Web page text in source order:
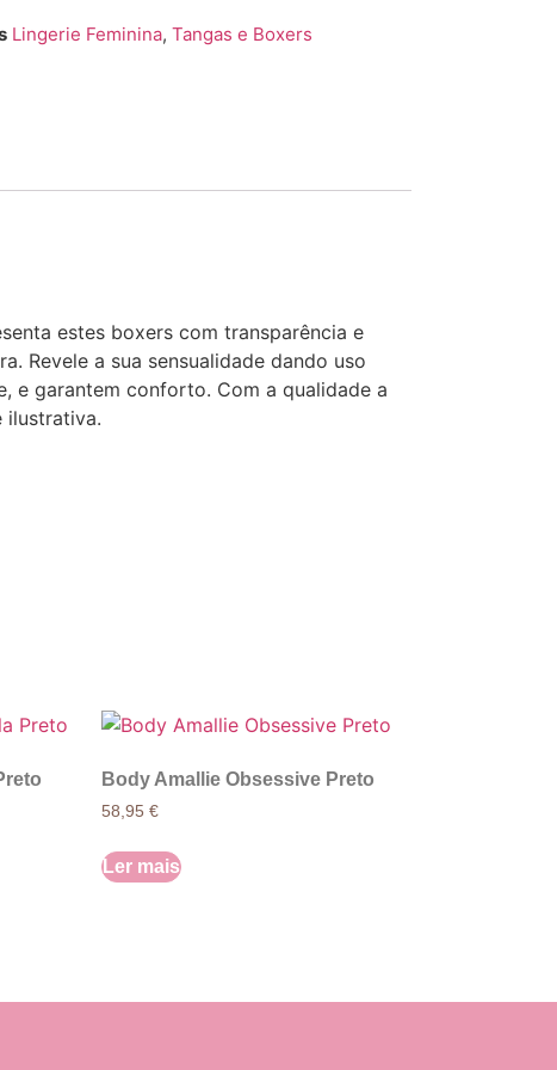
Lingerie Feminina, Tangas e Boxers
estes boxers com transparência e
Revele a sua sensualidade dando uso
e garantem conforto. Com a qualidade a
ilustrativa.
Body Amallie Obsessive Preto
58,95 €
Ler mais